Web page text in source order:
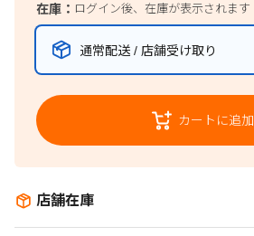
在庫： ログイン後、在庫が表示されます
通常配送 / 店舗受け取り
カートに追加
店舗在庫